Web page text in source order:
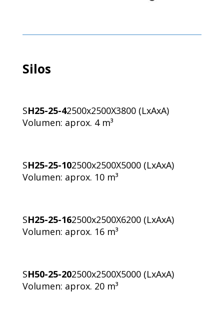
Silos
SH25-25-42500x2500X3800 (LxAxA)
Volumen: aprox. 4 m³
SH25-25-102500x2500X5000 (LxAxA)
Volumen: aprox. 10 m³
SH25-25-162500x2500X6200 (LxAxA)
Volumen: aprox. 16 m³
SH50-25-202500x2500X5000 (LxAxA)
Volumen: aprox. 20 m³